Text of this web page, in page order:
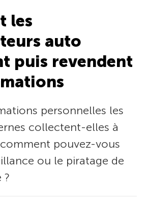
les
auto
puis revendent
personnelles les
collectent-elles à
pouvez-vous
ou le piratage de
?